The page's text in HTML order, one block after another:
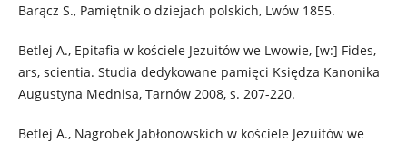
Barącz S., Pamiętnik o dziejach polskich, Lwów 1855.
Betlej A., Epitafia w kościele Jezuitów we Lwowie, [w:] Fides,
ars, scientia. Studia dedykowane pamięci Księdza Kanonika
Augustyna Mednisa, Tarnów 2008, s. 207-220.
Betlej A., Nagrobek Jabłonowskich w kościele Jezuitów we